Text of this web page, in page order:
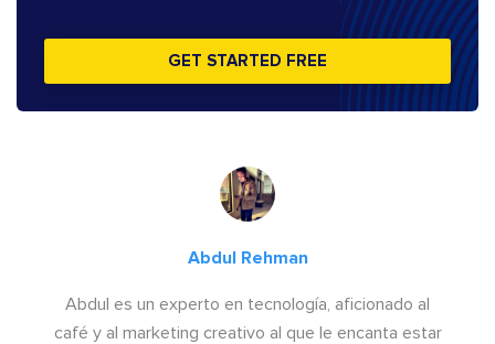
GET STARTED FREE
Abdul Rehman
Abdul es un experto en tecnología, aficionado al
café y al marketing creativo al que le encanta estar